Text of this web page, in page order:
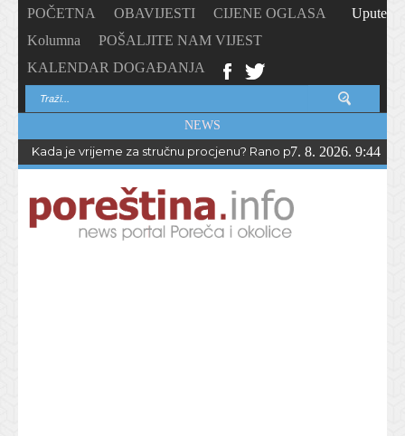
POČETNA OBAVIJESTI
CIJENE OGLASA
Kolumna
POŠALJITE NAM VIJEST
KALENDAR DOGAĐANJA
Upute
NEWS
Kada je vrijeme za stručnu procjenu? Rano prepoznavanje
7. 8. 2026. 9:44